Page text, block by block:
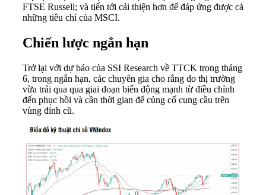
FTSE Russell; và tiến tới cải thiện hơn để đáp ứng được cả
những tiêu chí của MSCI.
Chiến lược ngắn hạn
Trở lại với dự báo của SSI Research về TTCK trong tháng
6, trong ngắn hạn, các chuyên gia cho rằng do thị trường
vừa trải qua qua giai đoạn biến động mạnh từ điều chỉnh
đến phục hồi và cần thời gian để củng cố cung cầu trên
vùng đỉnh cũ.